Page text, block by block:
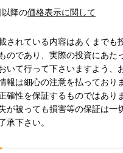
降の価格表示に関して
されている内容はあくまでも
のであり、実際の投資にあた
いて行って下さいますよう、
報は細心の注意を払っており
確性を保証するものではあり
が被っても損害等の保証は一
承下さい。